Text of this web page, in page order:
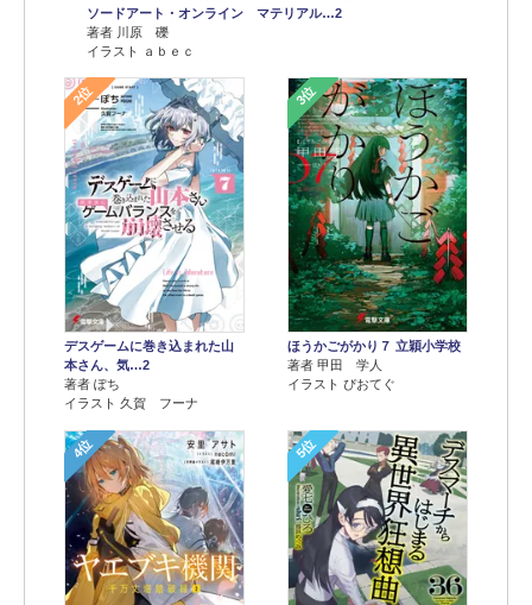
ソードアート・オンライン マテリアル…2
著者 川原 礫
イラスト ａｂｅｃ
2位
デスゲームに巻き込まれた山
本さん、気…2
著者 ぽち
イラスト 久賀 フーナ
3位
ほうかごがかり７ 立穎小学校
著者 甲田 学人
イラスト ぴおてぐ
4位 5位